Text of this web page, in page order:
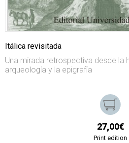
Itálica revisitada
Una mirada retrospectiva desde la
arqueología y la epigrafía
27,00€
Print edition